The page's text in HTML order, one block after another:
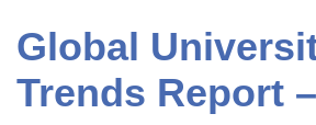
Global
Trends Report